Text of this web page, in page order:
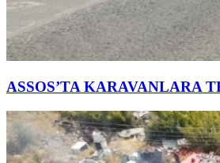
ASSOS’TA KARAVANLARA